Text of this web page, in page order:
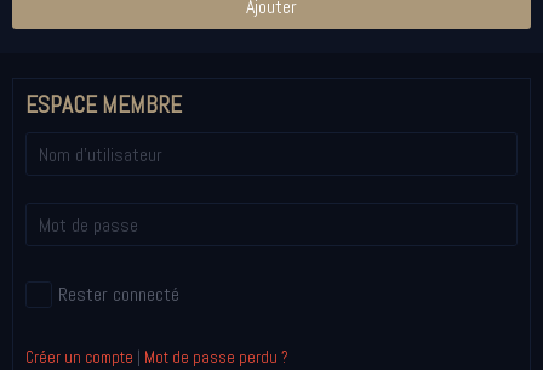
Ajouter
ESPACE MEMBRE
Rester connecté
Créer un compte | Mot de passe perdu ?